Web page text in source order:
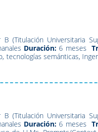
B (Titulación Universitaria
Duración: 6 meses
semánticas,
B (Titulación Universitaria
Duración: 6 meses